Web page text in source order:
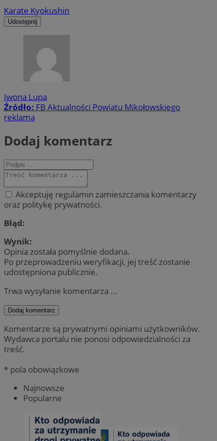
Karate Kyokushin
Udostępnij
Iwona Lupa
Źródło: FB Aktualności Powiatu Mikołowskiego
reklama
Dodaj komentarz
Akceptuję regulamin zamieszczania komentarzy
oraz politykę prywatności.
Błąd:
Wynik:
Opinia została pomyślnie dodana.
Po przeprowadzeniu weryfikacji, jej treść zostanie
udostępniona publicznie.
Trwa wysyłanie komentarza ...
Dodaj komentarz
Komentarze są prywatnymi opiniami użytkowników.
Wydawca portalu nie ponosi odpowiedzialności za
treść.
* pola obowiązkowe
Najnowsze
Popularne